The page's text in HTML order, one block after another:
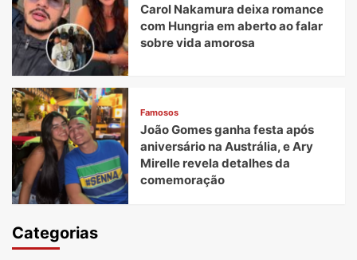
Carol Nakamura deixa romance
com Hungria em aberto ao falar
sobre vida amorosa
Famosos
João Gomes ganha festa após
aniversário na Austrália, e Ary
Mirelle revela detalhes da
comemoração
Categorias